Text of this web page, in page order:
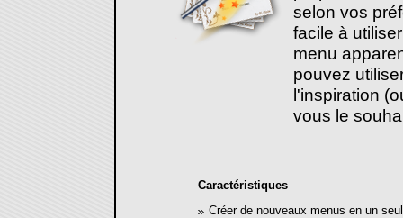
selon vos
facile à
menu
pouvez
l'inspiration
vous le
Caractéristiques
Créer de nouveaux menus en un